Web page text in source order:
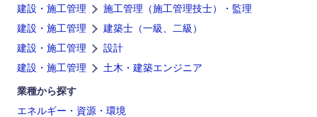
建設・施工管理
施工管理（施工管理技士）・監理
建設・施工管理
建築士（一級、二級）
建設・施工管理
設計
建設・施工管理
土木・建築エンジニア
業種から探す
エネルギー・資源・環境
長崎県 熊本県
大分県 宮崎県
鹿児島県